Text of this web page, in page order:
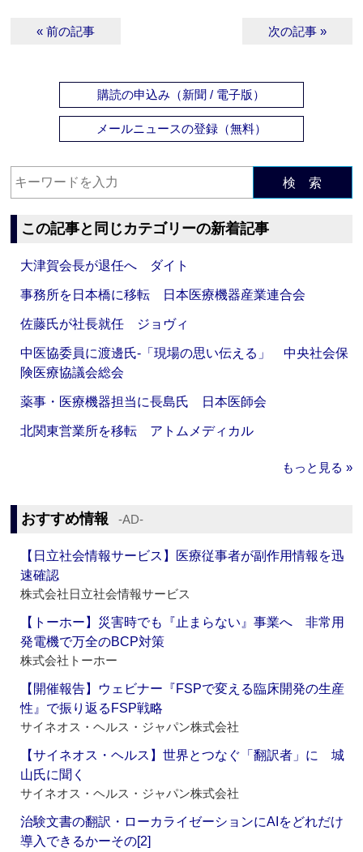
« 前の記事 次の記事 »
購読の申込み（新聞 / 電子版）
メールニュースの登録（無料）
検 索
この記事と同じカテゴリーの新着記事
大津賀会長が退任へ ダイト
事務所を日本橋に移転 日本医療機器産業連合会
佐藤氏が社長就任 ジョヴィ
中医協委員に渡邊氏‐「現場の思い伝える」 中央社会保
険医療協議会総会
薬事・医療機器担当に長島氏 日本医師会
北関東営業所を移転 アトムメディカル
もっと見る »
おすすめ情報 ‐AD‐
【日立社会情報サービス】医療従事者が副作用情報を迅
速確認
株式会社日立社会情報サービス
【トーホー】災害時でも『止まらない』事業へ 非常用
発電機で万全のBCP対策
株式会社トーホー
【開催報告】ウェビナー『FSPで変える臨床開発の生産
性』で振り返るFSP戦略
サイネオス・ヘルス・ジャパン株式会社
【サイネオス・ヘルス】世界とつなぐ「翻訳者」に 城
山氏に聞く
サイネオス・ヘルス・ジャパン株式会社
治験文書の翻訳・ローカライゼーションにAIをどれだけ
導入できるかーその[2]